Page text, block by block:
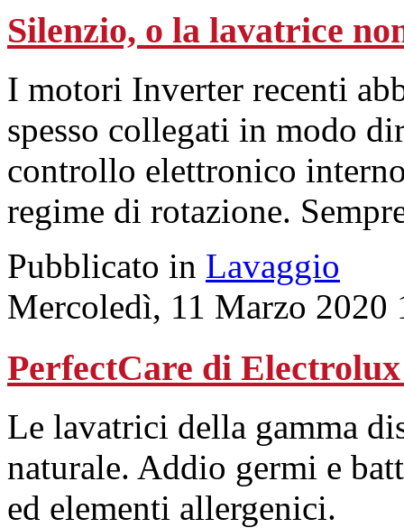
Silenzio, o la lavatrice
I motori Inverter recenti
spesso collegati in modo
controllo elettronico
regime di rotazione.
Pubblicato in Lavaggio
Mercoledì, 11 Marzo 2020
PerfectCare di
Le lavatrici della gamma
naturale. Addio germi e
ed elementi allergenici.